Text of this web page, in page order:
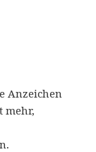
Anzeichen
mehr,